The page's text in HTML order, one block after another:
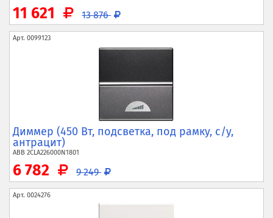
11 621 13 876
Арт. 0099123
Диммер (450 Вт, подсветка, под рамку, с/у,
антрацит)
ABB 2CLA226000N1801
6 782 9 249
Арт. 0024276